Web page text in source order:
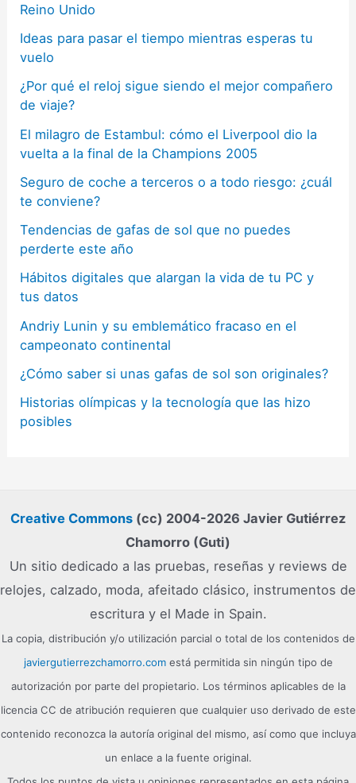
Reino Unido
Ideas para pasar el tiempo mientras esperas tu
vuelo
¿Por qué el reloj sigue siendo el mejor compañero
de viaje?
El milagro de Estambul: cómo el Liverpool dio la
vuelta a la final de la Champions 2005
Seguro de coche a terceros o a todo riesgo: ¿cuál
te conviene?
Tendencias de gafas de sol que no puedes
perderte este año
Hábitos digitales que alargan la vida de tu PC y
tus datos
Andriy Lunin y su emblemático fracaso en el
campeonato continental
¿Cómo saber si unas gafas de sol son originales?
Historias olímpicas y la tecnología que las hizo
posibles
Creative Commons (cc) 2004-2026 Javier Gutiérrez
Chamorro (Guti)
Un sitio dedicado a las pruebas, reseñas y reviews de
relojes, calzado, moda, afeitado clásico, instrumentos de
escritura y el Made in Spain.
La copia, distribución y/o utilización parcial o total de los contenidos de
javiergutierrezchamorro.comestá permitida sin ningún tipo de
autorización por parte del propietario. Los términos aplicables de la
licencia CC de atribución requieren que cualquier uso derivado de este
contenido reconozca la autoría original del mismo, así como que incluya
un enlace a la fuente original.